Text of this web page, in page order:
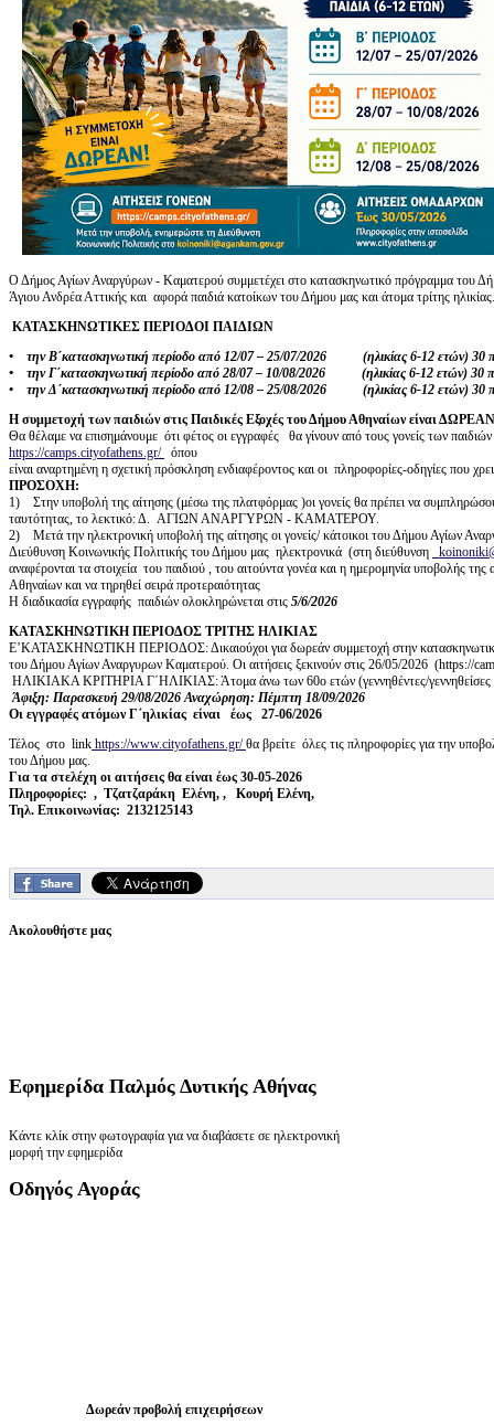
Ο Δήμος Αγίων Αναργύρων - Καματερού συμμετέχει στο κατασκηνωτικό πρόγραμμα του
Άγιου Ανδρέα Αττικής και αφορά παιδιά κατοίκων του Δήμου μας και άτομα τρίτης
ΚΑΤΑΣΚΗΝΩΤΙΚΕΣ ΠΕΡΙΟΔΟΙ ΠΑΙΔΙΩΝ
• την Β΄κατασκηνωτική περίοδο από 12/07 – 25/07/2026 (ηλικίας 6-12 ετών) 30
• την Γ΄κατασκηνωτική περίοδο από 28/07 – 10/08/2026 (ηλικίας 6-12 ετών) 30
• την Δ΄κατασκηνωτική περίοδο από 12/08 – 25/08/2026 (ηλικίας 6-12 ετών) 30
Η συμμετοχή των παιδιών στις Παιδικές Εξοχές του Δήμου Αθηναίων είναι ΔΩΡΕΑΝ
Θα θέλαμε να επισημάνουμε ότι φέτος οι εγγραφές θα γίνουν από τους γονείς των
https://camps.cityofathens.gr/ όπου
είναι αναρτημένη η σχετική πρόσκληση ενδιαφέροντος και οι πληροφορίες-οδηγίες που
ΠΡΟΣΟΧΗ:
1) Στην υποβολή της αίτησης (μέσω της πλατφόρμας )οι γονείς θα πρέπει να
ταυτότητας, το λεκτικό: Δ. ΑΓIΩΝ ΑΝΑΡΓΥΡΩΝ - ΚΑΜΑΤΕΡΟΥ.
2) Μετά την ηλεκτρονική υποβολή της αίτησης οι γονείς/ κάτοικοι του Δήμου Αγίων
Διεύθυνση Κοινωνικής Πολιτικής του Δήμου μας ηλεκτρονικά (στη διεύθυνση
αναφέρονται τα στοιχεία του παιδιού , του αιτούντα γονέα και η ημερομηνία υποβολής
Αθηναίων και να τηρηθεί σειρά προτεραιότητας
Η διαδικασία εγγραφής παιδιών ολοκληρώνεται στις 5/6/2026
ΚΑΤΑΣΚΗΝΩΤΙΚΗ ΠΕΡΙΟΔΟΣ ΤΡΙΤΗΣ ΗΛΙΚΙΑΣ
Ε’ΚΑΤΑΣΚΗΝΩΤΙΚΗ ΠΕΡΙΟΔΟΣ: Δικαιούχοι για δωρεάν συμμετοχή στην κατασκηνωτική
του Δήμου Αγίων Αναργυρων Καματερού. Οι αιτήσεις ξεκινούν στις 26/05/2026 (https://
ΗΛΙΚΙΑΚΑ ΚΡΙΤΗΡΙΑ Γ΄ΗΛΙΚΙΑΣ: Άτομα άνω των 60ο ετών (γεννηθέντες/γεννηθείσες
Άφιξη: Παρασκευή 29/08/2026 Αναχώρηση: Πέμπτη 18/09/2026
Οι εγγραφές ατόμων Γ΄ηλικίας είναι έως 27-06/2026
Τέλος στο link https://www.cityofathens.gr/θα βρείτε όλες τις πληροφορίες για την
του Δήμου μας.
Για τα στελέχη οι αιτήσεις θα είναι έως 30-05-2026
Πληροφορίες: , Τζατζαράκη Ελένη, , Κουρή Ελένη,
Τηλ. Επικοινωνίας: 2132125143
Ακολουθήστε μας
Εφημερίδα Παλμός Δυτικής Αθήνας
Κάντε κλίκ στην φωτογραφία για να διαβάσετε σε ηλεκτρονική
μορφή την εφημερίδα
Οδηγός Αγοράς
Δωρεάν προβολή επιχειρήσεων